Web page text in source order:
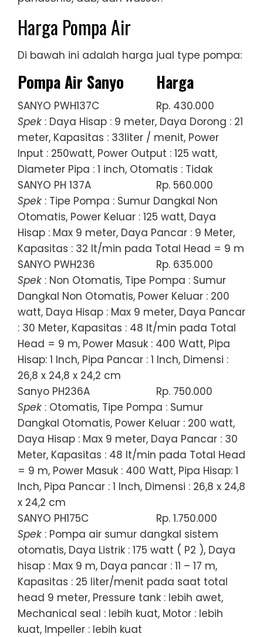
Harga Pompa Air
Di bawah ini adalah harga jual type pompa:
Pompa Air Sanyo Harga
SANYO PWH137C
Rp. 430.000
Spek : Daya Hisap : 9 meter, Daya Dorong : 21
meter, Kapasitas : 33liter / menit, Power
Input : 250watt, Power Output : 125 watt,
Diameter Pipa : 1 inch, Otomatis : Tidak
SANYO PH 137A
Rp. 560.000
Spek : Tipe Pompa : Sumur Dangkal Non
Otomatis, Power Keluar : 125 watt, Daya
Hisap : Max 9 meter, Daya Pancar : 9 Meter,
Kapasitas : 32 lt/min pada Total Head = 9 m
SANYO PWH236
Rp. 635.000
Spek : Non Otomatis, Tipe Pompa : Sumur
Dangkal Non Otomatis, Power Keluar : 200
watt, Daya Hisap : Max 9 meter, Daya Pancar
: 30 Meter, Kapasitas : 48 lt/min pada Total
Head = 9 m, Power Masuk : 400 Watt, Pipa
Hisap: 1 Inch, Pipa Pancar : 1 Inch, Dimensi :
26,8 x 24,8 x 24,2 cm
Sanyo PH236A
Rp. 750.000
Spek : Otomatis, Tipe Pompa : Sumur
Dangkal Otomatis, Power Keluar : 200 watt,
Daya Hisap : Max 9 meter, Daya Pancar : 30
Meter, Kapasitas : 48 lt/min pada Total Head
= 9 m, Power Masuk : 400 Watt, Pipa Hisap: 1
Inch, Pipa Pancar : 1 Inch, Dimensi : 26,8 x 24,8
x 24,2 cm
SANYO PH175C
Rp. 1.750.000
Spek : Pompa air sumur dangkal sistem
otomatis, Daya Listrik : 175 watt ( P2 ), Daya
hisap : Max 9 m, Daya pancar : 11 – 17 m,
Kapasitas : 25 liter/menit pada saat total
head 9 meter, Pressure tank : lebih awet,
Mechanical seal : lebih kuat, Motor : lebih
kuat, Impeller : lebih kuat